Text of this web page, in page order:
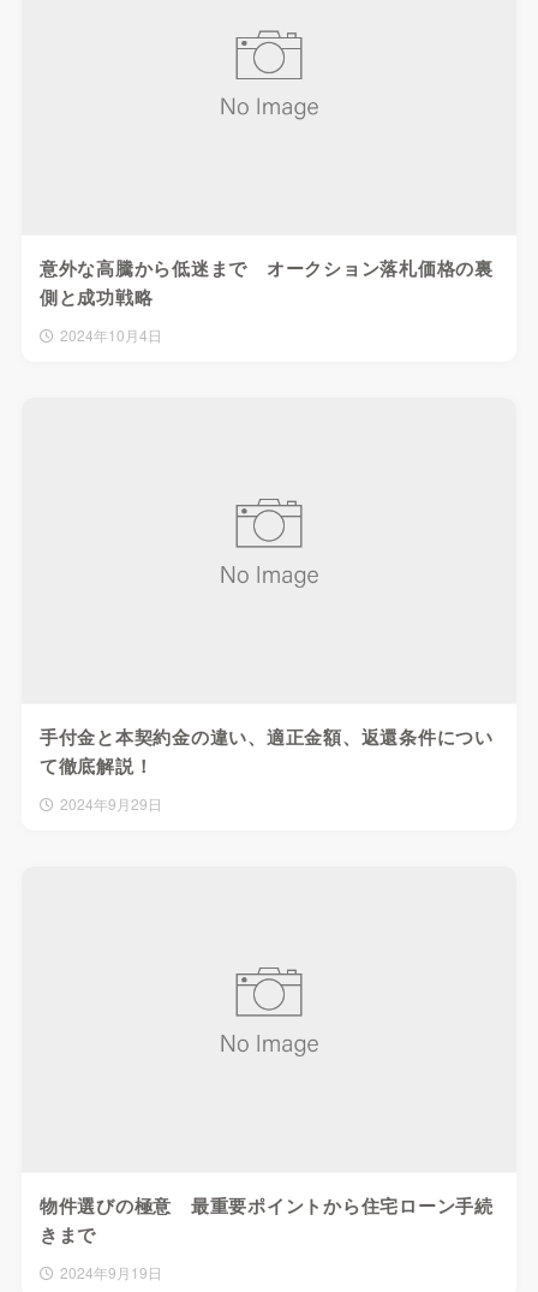
意外な高騰から低迷まで オークション落札価格の裏
側と成功戦略
2024年10月4日
手付金と本契約金の違い、適正金額、返還条件につい
て徹底解説！
2024年9月29日
物件選びの極意 最重要ポイントから住宅ローン手続
きまで
2024年9月19日